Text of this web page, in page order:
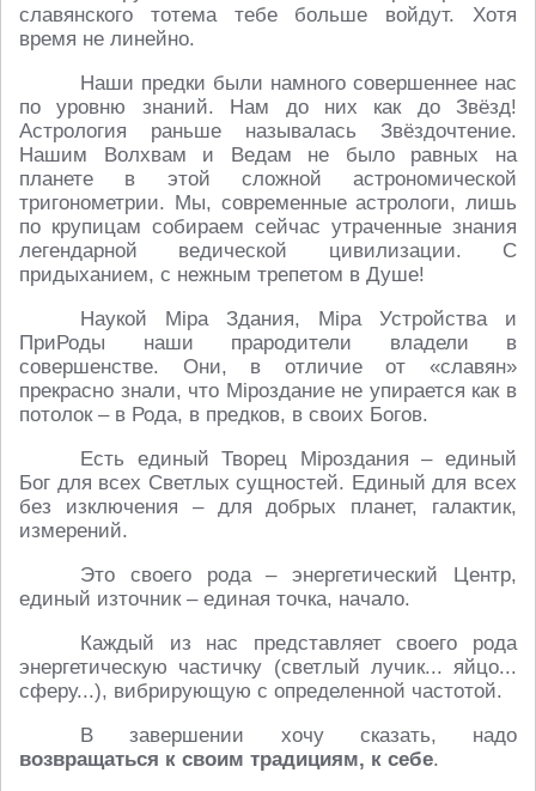
славянского тотема тебе больше войдут. Хотя
время не линейно.
Наши предки были намного совершеннее нас
по уровню знаний. Нам до них как до Звёзд!
Астрология раньше называлась Звёздочтение.
Нашим Волхвам и Ведам не было равных на
планете в этой сложной астрономической
тригонометрии. Мы, современные астрологи, лишь
по крупицам собираем сейчас утраченные знания
легендарной ведической цивилизации. С
придыханием, с нежным трепетом в Душе!
Наукой Мiра Здания, Мiра Устройства и
ПриРоды наши прародители владели в
совершенстве. Они, в отличие от «славян»
прекрасно знали, что Мiроздание не упирается как в
потолок – в Рода, в предков, в своих Богов.
Есть единый Творец Мiроздания – единый
Бог для всех Светлых сущностей. Единый для всех
без изключения – для добрых планет, галактик,
измерений.
Это своего рода – энергетический Центр,
единый източник – единая точка, начало.
Каждый из нас представляет своего рода
энергетическую частичку (светлый лучик... яйцо...
сферу...), вибрирующую с определенной частотой.
В завершении хочу сказать, надо
возвращаться к своим традициям, к себе.